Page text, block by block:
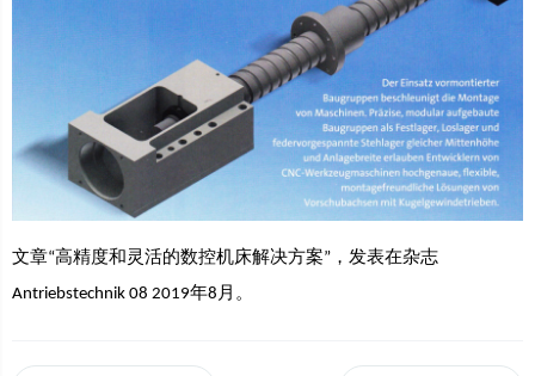
文章“高精度和灵活的数控机床解决方案”，发表在杂志
Antriebstechnik 08 2019年8月。